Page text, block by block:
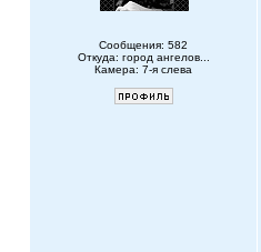
Сообщения: 582
Откуда: город ангелов...
Камера: 7-я слева